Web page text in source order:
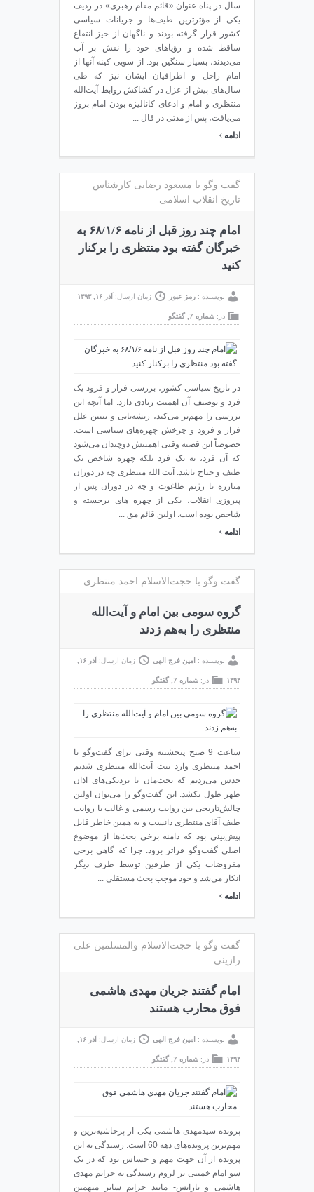
سال در پناه عنوان «قائم مقام رهبری» در ردیف
یکی از مؤثرترین طیف‌ها و جریانات سیاسی
کشور قرار گرفته بودند و ناگهان از حیز انتفاع
ساقط شده و رؤیاهای خود را نقش بر آب
می‌دیدند، بسیار سنگین بود. از سویی کینه آنها از
امام راحل و اطرافیان ایشان نیز که طی
سال‌های پیش از عزل در کشاکش روابط آیت‌الله
منتظری و امام و ادعای کانالیزه بودن امام بروز
می‌یافت، پس از مدتی در قال ...
ادامه ›
گفت وگو با مسعود رضایی کارشناس
تاریخ انقلاب اسلامی
امام چند روز قبل از نامه ۶۸/۱/۶ به
خبرگان گفته بود منتظری را برکنار
کنید
نویسنده : رمز عبور زمان ارسال: آذر ۱۶, ۱۳۹۳
در: شماره 7 گفتگو
در تاریخ سیاسی کشور، بررسی فراز و فرود یک
فرد و توصیف آن اهمیت زیادی دارد. اما آنچه این
بررسی را مهم‌تر می‌کند، ریشه‌یابی و تبیین علل
فراز و فرود و چرخش چهره‌های سیاسی است.
خصوصاًً این قضیه وقتی اهمیتش دوچندان می‌شود
که آن فرد، نه یک فرد بلکه چهره شاخص یک
طیف و جناح باشد. آیت الله منتظری چه در دوران
مبارزه با رژیم طاغوت و چه در دوران پس از
پیروزی انقلاب، یکی از چهره های برجسته و
شاخص بوده است. اولین قائم مق ...
ادامه ›
گفت وگو با حجت‌الاسلام احمد منتظری
گروه سومی بین امام و آیت‌الله
منتظری را به‌هم زدند
نویسنده : امین فرج الهی زمان ارسال:
۱۳۹۳ در: شماره 7 گفتگو
ساعت 9 صبح پنجشنبه وقتی برای گفت‌و‌گو با
احمد‌ ‌منتظری وارد بیت آیت‌الله منتظری شدیم
حدس می‌زدیم که بحث‌مان تا نزدیکی‌های اذان
ظهر طول بکشد. این گفت‌و‌گو را می‌توان اولین
چالش‌تاریخی بین روایت رسمی و غالب با روایت
طیف آقای منتظری دانست و به همین خاطر قابل
پیش‌بینی بود که دامنه برخی بحث‌ها از موضوع
اصلی گفت‌و‌گو فراتر برود. چرا که گاهی برخی
مفروضات یکی از طرفین توسط طرف دیگر
انکار می‌شد و خود موجب بحث مستقلی ...
ادامه ›
گفت وگو با حجت‌الاسلام والمسلمین علی
رازینی
امام گفتند جریان مهدی‌ هاشمی
فوق ‌محارب هستند
نویسنده : امین فرج الهی زمان ارسال:
۱۳۹۳ در: شماره 7 گفتگو
پرونده سیدمهدی هاشمی یکی از پرحاشیه‌ترین و
مهم‌ترین پرونده‌های دهه 60 است. رسیدگی به این
پرونده از آن جهت مهم و حساس بود که در یک
سو امام‌ خمینی بر لزوم رسیدگی به جرايم مهدی
هاشمی و یارانش- مانند جرايم سایر متهمین